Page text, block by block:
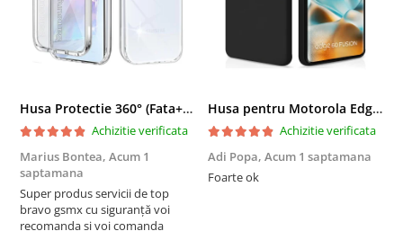
Husa Protectie 360° (Fata+Spate) compatibila Samsung Galaxy A55 5G, Transparanta, Protectie Completa
Achizitie verificata
Marius Bontea, Acum 1
saptamana
Super produs servicii de top
bravo gsmx cu siguranță voi
recomanda si voi comanda
Husa pentru Motorola Edge 60 Fusion din sIlicon catifelat cu interior din microfibra si protectie la camere - Negru
Achizitie verificata
Adi Popa, Acum 1 saptamana
Foarte ok